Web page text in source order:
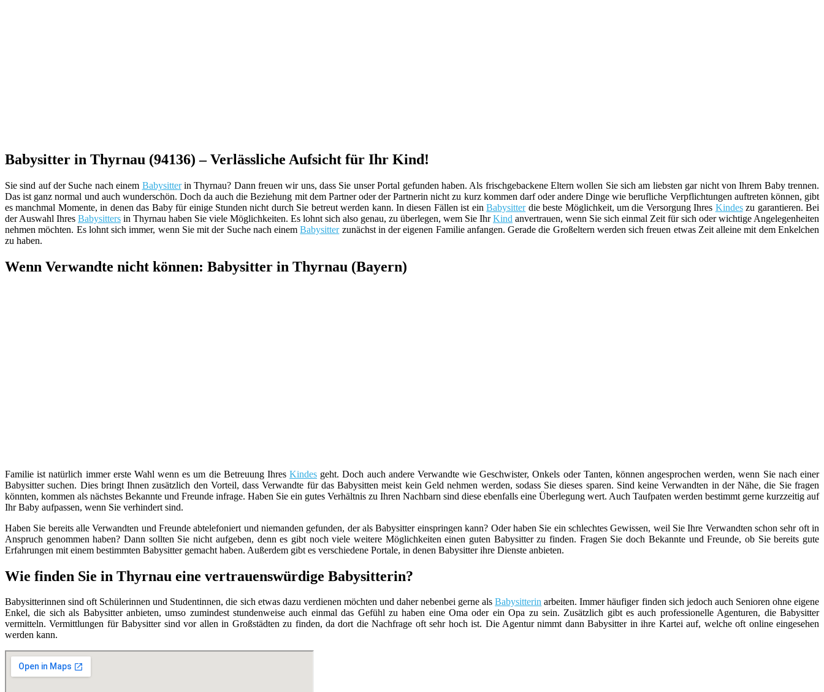
Babysitter in Thyrnau (94136) – Verlässliche Aufsicht für Ihr Kind!
Sie sind auf der Suche nach einem Babysitterin Thyrnau? Dann freuen wir uns, dass Sie unser Portal gefunden haben. Als frischgebackene Eltern wollen Sie sich am liebsten gar nicht von Ihrem Baby trennen.
Das ist ganz normal und auch wunderschön. Doch da auch die Beziehung mit dem Partner oder der Partnerin nicht zu kurz kommen darf oder andere Dinge wie berufliche Verpflichtungen auftreten können, gibt
es manchmal Momente, in denen das Baby für einige Stunden nicht durch Sie betreut werden kann. In diesen Fällen ist einBabysitterdie beste Möglichkeit, um die Versorgung Ihres Kindeszu garantieren. Bei
der Auswahl Ihres Babysitters in Thyrnau haben Sie viele Möglichkeiten. Es lohnt sich also genau, zu überlegen, wem Sie IhrKind anvertrauen, wenn Sie sich einmal Zeit für sich oder wichtige Angelegenheiten
nehmen möchten. Es lohnt sich immer, wenn Sie mit der Suche nach einemBabysitterzunächst in der eigenen Familie anfangen. Gerade die Großeltern werden sich freuen etwas Zeit alleine mit dem Enkelchen
zu haben.
Wenn Verwandte nicht können: Babysitter in Thyrnau (Bayern)
Familie ist natürlich immer erste Wahl wenn es um die Betreuung IhresKindes geht. Doch auch andere Verwandte wie Geschwister, Onkels oder Tanten, können angesprochen werden, wenn Sie nach einer
Babysitter suchen. Dies bringt Ihnen zusätzlich den Vorteil, dass Verwandte für das Babysitten meist kein Geld nehmen werden, sodass Sie dieses sparen. Sind keine Verwandten in der Nähe, die Sie fragen
könnten, kommen als nächstes Bekannte und Freunde infrage. Haben Sie ein gutes Verhältnis zu Ihren Nachbarn sind diese ebenfalls eine Überlegung wert. Auch Taufpaten werden bestimmt gerne kurzzeitig auf
Ihr Baby aufpassen, wenn Sie verhindert sind.
Haben Sie bereits alle Verwandten und Freunde abtelefoniert und niemanden gefunden, der als Babysitter einspringen kann? Oder haben Sie ein schlechtes Gewissen, weil Sie Ihre Verwandten schon sehr oft in
Anspruch genommen haben? Dann sollten Sie nicht aufgeben, denn es gibt noch viele weitere Möglichkeiten einen guten Babysitter zu finden. Fragen Sie doch Bekannte und Freunde, ob Sie bereits gute
Erfahrungen mit einem bestimmten Babysitter gemacht haben. Außerdem gibt es verschiedene Portale, in denen Babysitter ihre Dienste anbieten.
Wie finden Sie in Thyrnau eine vertrauenswürdige Babysitterin?
Babysitterinnen sind oft Schülerinnen und Studentinnen, die sich etwas dazu verdienen möchten und daher nebenbei gerne alsBabysitterin arbeiten. Immer häufiger finden sich jedoch auch Senioren ohne eigene
Enkel, die sich als Babysitter anbieten, umso zumindest stundenweise auch einmal das Gefühl zu haben eine Oma oder ein Opa zu sein. Zusätzlich gibt es auch professionelle Agenturen, die Babysitter
vermitteln. Vermittlungen für Babysitter sind vor allen in Großstädten zu finden, da dort die Nachfrage oft sehr hoch ist. Die Agentur nimmt dann Babysitter in ihre Kartei auf, welche oft online eingesehen
werden kann.